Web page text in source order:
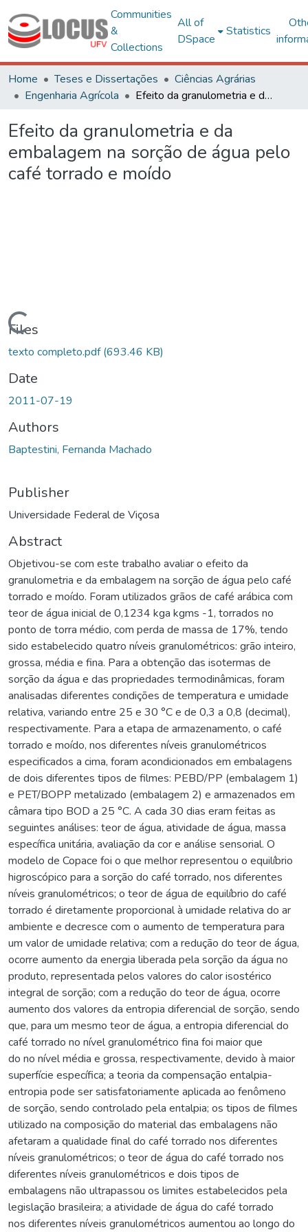
Communities
&
Collections
All of
DSpace
Statistics
Home Teses e Dissertações
Ciências Agrárias
Engenharia Agrícola
Efeito da granulometria e da embalagem na sorção de água pelo café torrado e moído
Efeito da granulometria e da
embalagem na sorção de água pelo
café torrado e moído
Files
texto completo.pdf(693.46 KB)
Date
2011-07-19
Authors
Baptestini, Fernanda Machado
Publisher
Universidade Federal de Viçosa
Abstract
Objetivou-se com este trabalho avaliar o efeito da
granulometria e da embalagem na sorção de água pelo café
torrado e moído. Foram utilizados grãos de café arábica com
teor de água inicial de 0,1234 kga kgms -1, torrados no
ponto de torra médio, com perda de massa de 17%, tendo
sido estabelecido quatro níveis granulométricos: grão inteiro,
grossa, média e fina. Para a obtenção das isotermas de
sorção da água e das propriedades termodinâmicas, foram
analisadas diferentes condições de temperatura e umidade
relativa, variando entre 25 e 30 °C e de 0,3 a 0,8 (decimal),
respectivamente. Para a etapa de armazenamento, o café
torrado e moído, nos diferentes níveis granulométricos
especificados a cima, foram acondicionados em embalagens
de dois diferentes tipos de filmes: PEBD/PP (embalagem 1)
e PET/BOPP metalizado (embalagem 2) e armazenados em
câmara tipo BOD a 25 °C. A cada 30 dias eram feitas as
seguintes análises: teor de água, atividade de água, massa
específica unitária, avaliação da cor e análise sensorial. O
modelo de Copace foi o que melhor representou o equilíbrio
higroscópico para a sorção do café torrado, nos diferentes
níveis granulométricos; o teor de água de equilíbrio do café
torrado é diretamente proporcional à umidade relativa do ar
ambiente e decresce com o aumento de temperatura para
um valor de umidade relativa; com a redução do teor de água,
ocorre aumento da energia liberada pela sorção da água no
produto, representada pelos valores do calor isostérico
integral de sorção; com a redução do teor de água, ocorre
aumento dos valores da entropia diferencial de sorção, sendo
que, para um mesmo teor de água, a entropia diferencial do
café torrado no nível granulométrico fina foi maior que
do no nível média e grossa, respectivamente, devido à maior
superfície específica; a teoria da compensação entalpia-
entropia pode ser satisfatoriamente aplicada ao fenômeno
de sorção, sendo controlado pela entalpia; os tipos de filmes
utilizado na composição do material das embalagens não
afetaram a qualidade final do café torrado nos diferentes
níveis granulométricos; o teor de água do café torrado nos
diferentes níveis granulométricos e dois tipos de
embalagens não ultrapassou os limites estabelecidos pela
legislação brasileira; a atividade de água do café torrado
nos diferentes níveis granulométricos aumentou ao longo do